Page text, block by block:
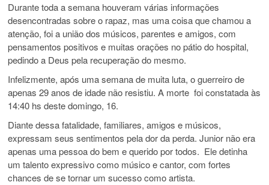
Durante toda a semana houveram várias informações
desencontradas sobre o rapaz, mas uma coisa que chamou a
atenção, foi a união dos músicos, parentes e amigos, com
pensamentos positivos e muitas orações no pátio do hospital,
pedindo a Deus pela recuperação do mesmo.
Infelizmente, após uma semana de muita luta, o guerreiro de
apenas 29 anos de idade não resistiu. A morte foi constatada às
14:40 hs deste domingo, 16.
Diante dessa fatalidade, familiares, amigos e músicos,
expressam seus sentimentos pela dor da perda. Junior não era
apenas uma pessoa do bem e querido por todos. Ele detinha
um talento expressivo como músico e cantor, com fortes
chances de se tornar um sucesso como artista.